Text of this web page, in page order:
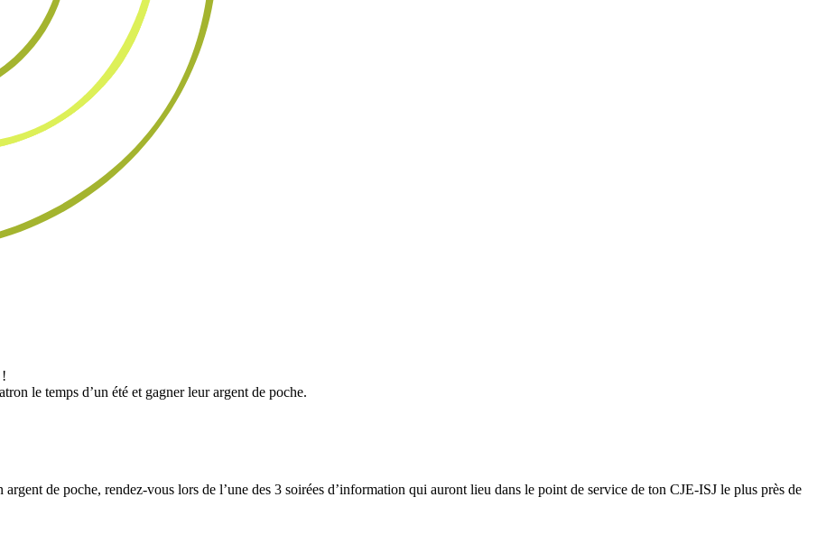
le temps d’un été et gagner leur argent de poche.
de poche, rendez-vous lors de l’une des 3 soirées d’information qui auront lieu dans le point de service de ton CJE-ISJ le plus près de